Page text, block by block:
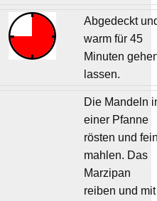
Abgedeckt
warm für 45
Minuten
lassen.
Die Mandeln
einer Pfanne
rösten und
mahlen. Das
Marzipan
reiben und mit